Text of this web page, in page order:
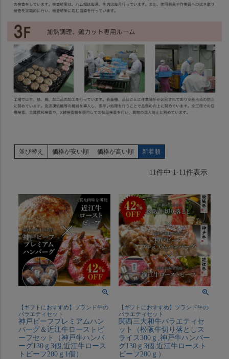
並び替え 価格が安い順 価格が高い順 新着順
11件中 1-11件表示
【ギフトにおすすめ】ブランド牛の
バラエティセット
神戸ビーフプレミアムハン
バーグ＆近江牛ローストビ
ーフセット（神戸牛ハンバ
ーグ130ｇ3個,近江牛ロース
トビーフ200ｇ1個）
【ギフトにおすすめ】ブランド牛の
バラエティセット
関西三大和牛バラエティセ
ット（松阪牛切り落としス
ライス300ｇ,神戸牛ハンバー
グ130ｇ3個,近江牛ロースト
ビーフ200ｇ）